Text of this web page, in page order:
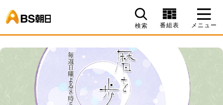
検索 番組表 メニュー